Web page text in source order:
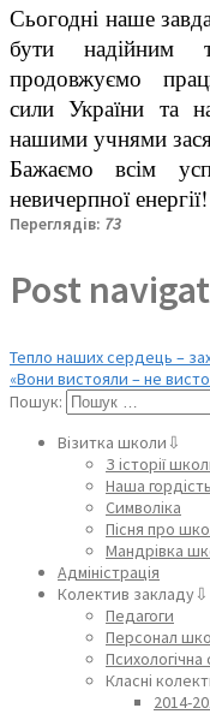
Сьогодні наше
бути надійним
продовжуємо
сили України та
нашими учнями
Бажаємо всім
невичерпної
Переглядів: 73
Post
Тепло наших сердець –
«Вони вистояли – не
Пошук:
Візитка школи⇩
З історії
Наша гордість
Символіка
Пісня про
Мандрівка
Адміністрація
Колектив закладу⇩
Педагоги
Персонал
Класні
2014-